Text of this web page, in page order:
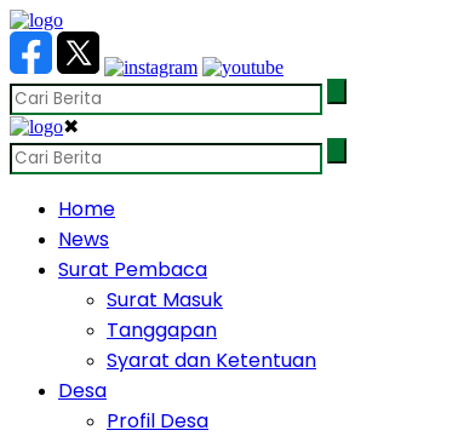
✖
Home
News
Surat Pembaca
Surat Masuk
Tanggapan
Syarat dan Ketentuan
Desa
Profil Desa